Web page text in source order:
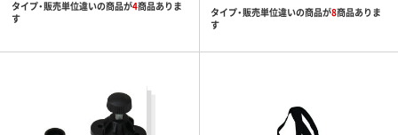
タイプ・販売単位違いの商品が4商品ありま
す
タイプ・販売単位違いの商品が8商品ありま
す